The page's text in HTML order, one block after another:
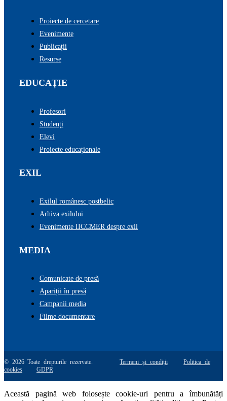
Proiecte de cercetare
Evenimente
Publicații
Resurse
EDUCAȚIE
Profesori
Studenți
Elevi
Proiecte educaționale
EXIL
Exilul românesc postbelic
Arhiva exilului
Evenimente IICCMER despre exil
MEDIA
Comunicate de presă
Apariții în presă
Campanii media
Filme documentare
© 2026 Toate drepturile rezervate.Termeni și condiții
Politica de
cookies
GDPR
Această pagină web folosește cookie-uri pentru a îmbunătăți